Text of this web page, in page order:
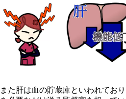
また肝は血の貯蔵庫といわれてお